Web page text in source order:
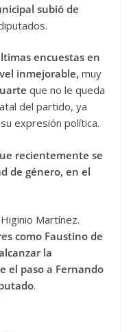
subió de
encuestas en
inmejorable, muy
que no le queda
del partido, ya
expresión política.
recientemente se
de género, en el
Martínez.
como Faustino de
la
el paso a Fernando
.